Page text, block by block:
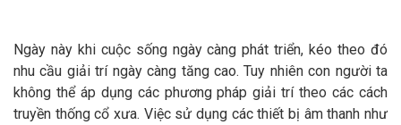
Ngày này khi cuộc sống ngày càng phát triển, kéo theo đó
nhu cầu giải trí ngày càng tăng cao. Tuy nhiên con người ta
không thể áp dụng các phương pháp giải trí theo các cách
truyền thống cổ xưa. Việc sử dụng các thiết bị âm thanh như